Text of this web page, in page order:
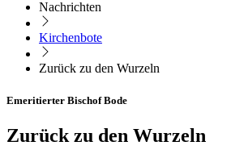
Nachrichten
Kirchenbote
Zurück zu den Wurzeln
Emeritierter Bischof Bode
Zurück zu den Wurzeln